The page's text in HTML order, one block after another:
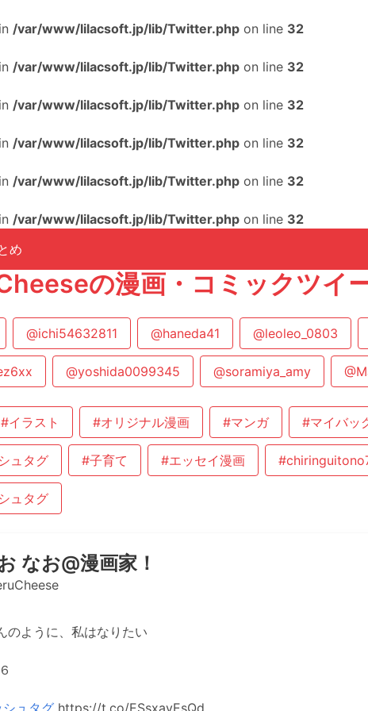
/var/www/lilacsoft.jp/lib/Twitter.php on line 32
/var/www/lilacsoft.jp/lib/Twitter.php on line 32
/var/www/lilacsoft.jp/lib/Twitter.php on line 32
/var/www/lilacsoft.jp/lib/Twitter.php on line 32
/var/www/lilacsoft.jp/lib/Twitter.php on line 32
/var/www/lilacsoft.jp/lib/Twitter.php on line 32
め
の漫画・コミックツイ
@ichi54632811 @haneda41 @leoleo_0803
@yoshida0099345 @soramiya_amy
#イラスト #オリジナル漫画 #マンガ #マイバッ
ュタグ #子育て #エッセイ漫画
ュタグ
なお@漫画家！
のように、私はなりたい
ュタグhttps://t.co/ESsxayEsQd